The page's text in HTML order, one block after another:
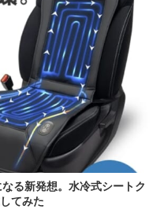
る新発想。水冷式シートク
てみた